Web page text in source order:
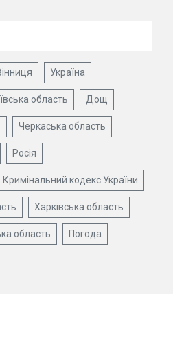
Україна
область Дощ
Черкаська область
Росія
Кримінальний кодекс України
Харківська область
область Погода